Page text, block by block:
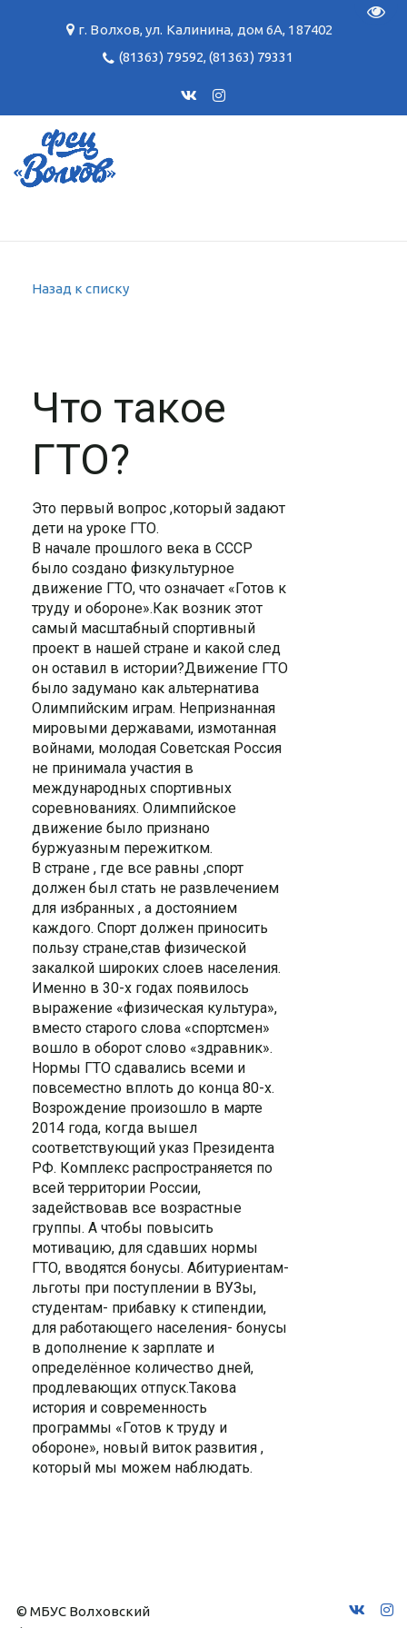
г. Волхов,ул. Калинина, дом 6А, 187402
(81363) 79592,(81363) 79331
Назад к списку
Что такое
ГТО?
Это первый вопрос ,который задают
дети на уроке ГТО.
В начале прошлого века в СССР
было создано физкультурное
движение ГТО, что означает «Готов к
труду и обороне».Как возник этот
самый масштабный спортивный
проект в нашей стране и какой след
он оставил в истории?Движение ГТО
было задумано как альтернатива
Олимпийским играм. Непризнанная
мировыми державами, измотанная
войнами, молодая Советская Россия
не принимала участия в
международных спортивных
соревнованиях. Олимпийское
движение было признано
буржуазным пережитком.
В стране , где все равны ,спорт
должен был стать не развлечением
для избранных , а достоянием
каждого. Спорт должен приносить
пользу стране,став физической
закалкой широких слоев населения.
Именно в 30-х годах появилось
выражение «физическая культура»,
вместо старого слова «спортсмен»
вошло в оборот слово «здравник».
Нормы ГТО сдавались всеми и
повсеместно вплоть до конца 80-х.
Возрождение произошло в марте
2014 года, когда вышел
соответствующий указ Президента
РФ. Комплекс распространяется по
всей территории России,
задействовав все возрастные
группы. А чтобы повысить
мотивацию, для сдавших нормы
ГТО, вводятся бонусы. Абитуриентам-
льготы при поступлении в ВУЗы,
студентам- прибавку к стипендии,
для работающего населения- бонусы
в дополнение к зарплате и
определённое количество дней,
продлевающих отпуск.Такова
история и современность
программы «Готов к труду и
обороне», новый виток развития ,
который мы можем наблюдать.
© МБУС Волховский